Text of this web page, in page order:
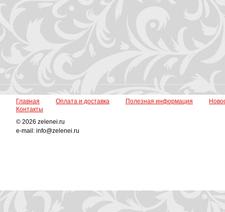
Главная Оплата и доставка Полезная информация
Контакты
© 2026 zelenei.ru
e-mail: info@zelenei.ru